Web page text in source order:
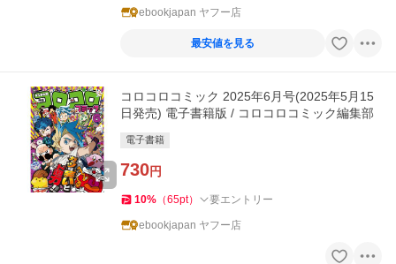
ebookjapan ヤフー店
最安値を見る
コロコロコミック 2025年6月号(2025年5月15
日発売) 電子書籍版 / コロコロコミック編集部
電子書籍
730円
10% （65pt） 要エントリー
ebookjapan ヤフー店